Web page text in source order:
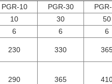
PGR-10 PGR-30
10 30 50
6 6 6
230 330
290 365